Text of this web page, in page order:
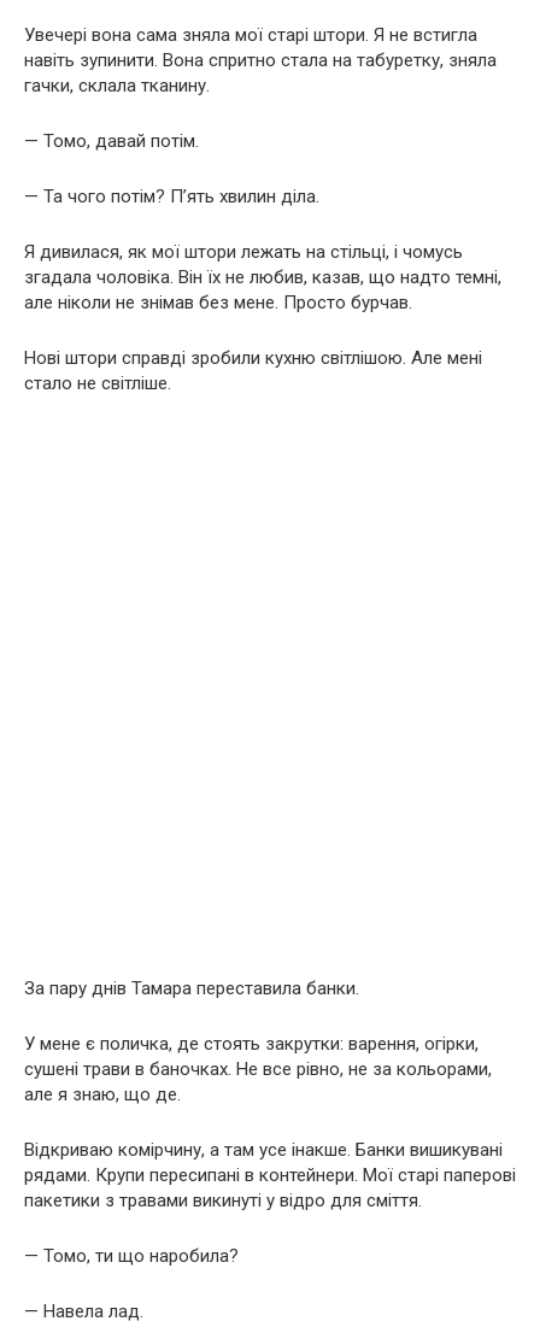
Увечері вона сама зняла мої старі штори. Я не встигла
навіть зупинити. Вона спритно стала на табуретку, зняла
гачки, склала тканину.
— Томо, давай потім.
— Та чого потім? П’ять хвилин діла.
Я дивилася, як мої штори лежать на стільці, і чомусь
згадала чоловіка. Він їх не любив, казав, що надто темні,
але ніколи не знімав без мене. Просто бурчав.
Нові штори справді зробили кухню світлішою. Але мені
стало не світліше.
За пару днів Тамара переставила банки.
У мене є поличка, де стоять закрутки: варення, огірки,
сушені трави в баночках. Не все рівно, не за кольорами,
але я знаю, що де.
Відкриваю комірчину, а там усе інакше. Банки вишикувані
рядами. Крупи пересипані в контейнери. Мої старі паперові
пакетики з травами викинуті у відро для сміття.
— Томо, ти що наробила?
— Навела лад.